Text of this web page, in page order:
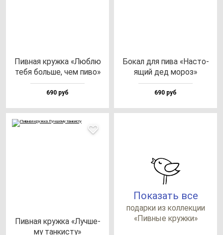
Пив­ная круж­ка «Люб­лю
те­бя боль­ше, чем пи­во»
690 руб
Бокал для пи­ва «Нас­то­
ящий дед мо­роз»
690 руб
Пив­ная круж­ка «Луч­ше­
му тан­кис­ту»
Показать все
по­дар­ки из кол­лек­ции
«Пив­ные круж­ки»